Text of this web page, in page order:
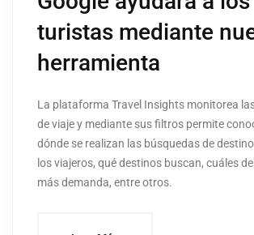
turistas mediante
herramienta
La plataforma Travel Insights monitorea
de viaje y mediante sus filtros permite
dónde se realizan las búsquedas de
los viajeros, qué destinos buscan, cuáles
más demanda, entre otros.